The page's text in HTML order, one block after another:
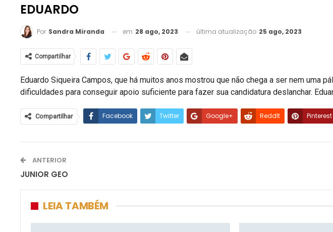
EDUARDO
Por Sandra Miranda em 28 ago, 2023 última atualização 25 ago, 2023
Compartilhar
Eduardo Siqueira Campos, que há muitos anos mostrou que não chega a ser nem uma
dificuldades para conseguir apoio suficiente para fazer sua candidatura deslanchar.
Compartilhar Facebook Twitter Google+ ReddIt Pinterest
ANTERIOR
JUNIOR GEO
LEIA TAMBÉM